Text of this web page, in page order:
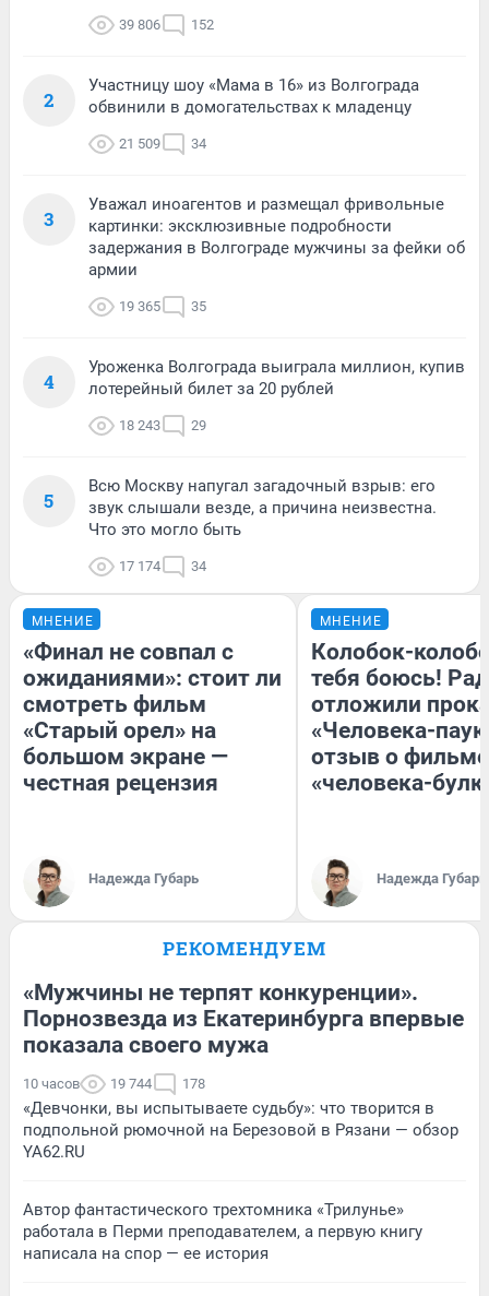
39 806 152
2
Участницу шоу «Мама в 16» из Волгограда
обвинили в домогательствах к младенцу
21 509 34
3
Уважал иноагентов и размещал фривольные
картинки: эксклюзивные подробности
задержания в Волгограде мужчины за фейки об
армии
19 365 35
4
Уроженка Волгограда выиграла миллион, купив
лотерейный билет за 20 рублей
18 243 29
5
Всю Москву напугал загадочный взрыв: его
звук слышали везде, а причина неизвестна.
Что это могло быть
17 174 34
МНЕНИЕ
«Финал не совпал с
ожиданиями»: стоит ли
смотреть фильм
«Старый орел» на
большом экране —
честная рецензия
Надежда Губарь
МНЕНИЕ
Колобок-
тебя боюсь!
отложили
«Человека-
отзыв о
«человека-
Надежда Губарь
РЕКОМЕНДУЕМ
«Мужчины не терпят конкуренции».
Порнозвезда из Екатеринбурга впервые
показала своего мужа
10 часов 19 744 178
«Девчонки, вы испытываете судьбу»: что творится в
подпольной рюмочной на Березовой в Рязани — обзор
YA62.RU
Автор фантастического трехтомника «Трилунье»
работала в Перми преподавателем, а первую книгу
написала на спор — ее история